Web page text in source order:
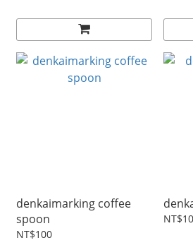
denkaimarking coffee
spoon
NT$100